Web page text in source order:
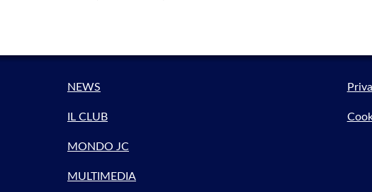
NEWS
IL CLUB
MONDO JC
MULTIMEDIA